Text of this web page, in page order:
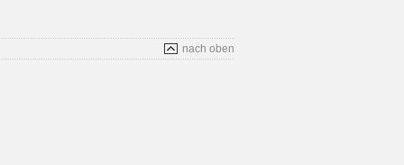
nach oben